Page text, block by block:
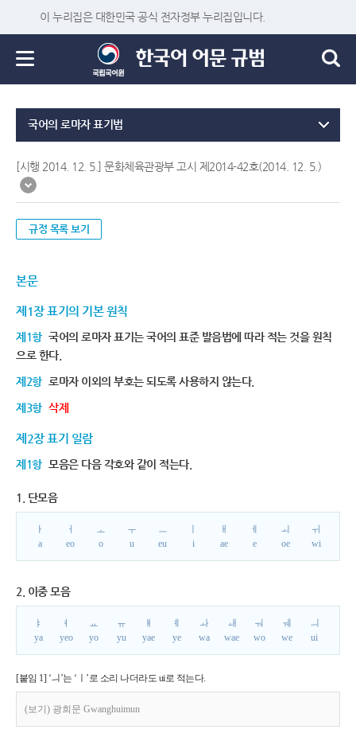
이 누리집은 대한민국 공식 전자정부 누리집입니다.
국어의 로마자 표기법
[시행 2014. 12. 5.] 문화체육관광부 고시 제2014-42호(2014. 12. 5.)
규정 목록 보기
본문
제1장 표기의 기본 원칙
제1항 국어의 로마자 표기는 국어의 표준 발음법에 따라 적는 것을 원칙
으로 한다.
제2항 로마자 이외의 부호는 되도록 사용하지 않는다.
제3항 삭제
제2장 표기 일람
제1항 모음은 다음 각호와 같이 적는다.
1. 단모음
ㅏ
a
ㅓ
eo
ㅗ
o
ㅜ
u
ㅡ
eu
i
ㅐ
ae
ㅔ
e
ㅚ
oe
ㅟ
wi
2. 이중 모음
ㅑ
ya
ㅕ
yeo
ㅛ
yo
ㅠ
yu
ㅒ
yae
ㅖ
ye
ㅘ
wa
ㅙ
wae
ㅝ
wo
ㅞ
we
ㅢ
ui
[붙임 1] ‘ㅢ’는 ‘ㅣ’로 소리 나더라도 ui로 적는다.
(보기) 광희문 Gwanghuimun